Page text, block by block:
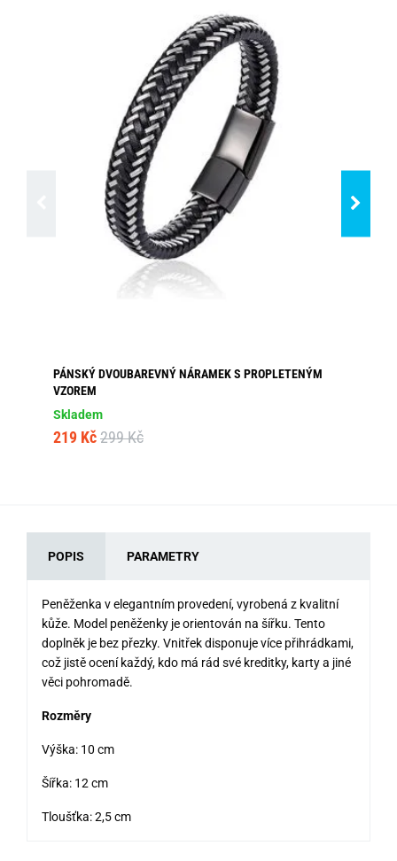
PÁNSKÝ DVOUBAREVNÝ NÁRAMEK S PROPLETENÝM
VZOREM
Skladem
219 Kč 299 Kč
POPIS PARAMETRY
Peněženka v elegantním provedení, vyrobená z kvalitní
kůže. Model peněženky je orientován na šířku. Tento
doplněk je bez přezky. Vnitřek disponuje více přihrádkami,
což jistě ocení každý, kdo má rád své kreditky, karty a jiné
věci pohromadě.
Rozměry
Výška: 10 cm
Šířka: 12 cm
Tloušťka: 2,5 cm